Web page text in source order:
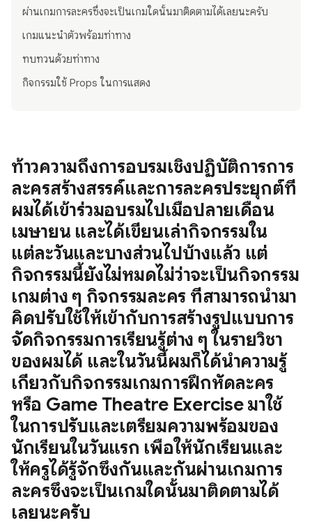
ผ่านเกมการละครซึ่งจะเป็นเกมใดนั้นมาติดตามได้เลยนะครับ
เกมแนะนำตัวพร้อมท่าทาง
ทบทวนด้วยท่าทาง
กิจกรรมใช้ Props ในการแสดง
ท้าวความถึงการอบรมเชิงปฏิบัติการการ
ละครสร้างสรรค์และการละครประยุกต์ที่
ผมได้เข้าร่วมอบรมไปเมื่อปลายเดือน
เมษายน และได้เขียนเล่ากิจกรรมใน
แต่ละวันและบางส่วนไปบ้างแล้ว แต่
กิจกรรมนี้ยังไม่หมดไม่ว่าจะเป็นกิจกรรม
เกมต่าง ๆ กิจกรรมละคร ที่สามารถนำมา
คิดปรับใช้ให้เข้ากับการสร้างรูปแบบการ
จัดกิจกรรมการเรียนรู้ต่าง ๆ ในรายวิชา
ของผมได้ และในวันนี้ผมก็ได้นำความรู้
เกี่ยวกับกิจกรรมเกมการฝึกหัดละคร
หรือ Game Theatre Exercise มาใช้
ในการปรับและเตรียมความพร้อมของ
นักเรียนในวันแรก เพื่อให้นักเรียนและ
ให้ครูได้รู้จักซึ่งกันและกันผ่านเกมการ
ละครซึ่งจะเป็นเกมใดนั้นมาติดตามได้
เลยนะครับ